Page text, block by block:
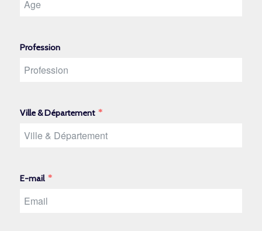
Profession
Ville & Département
E-mail